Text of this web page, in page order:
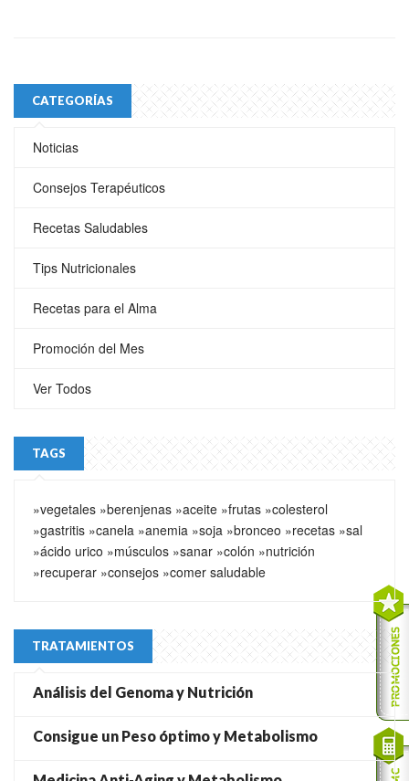
CATEGORÍAS
Noticias
Consejos Terapéuticos
Recetas Saludables
Tips Nutricionales
Recetas para el Alma
Promoción del Mes
Ver Todos
TAGS
»vegetales »berenjenas »aceite »frutas »colesterol
»gastritis »canela »anemia »soja »bronceo »recetas »sal
»ácido urico »músculos »sanar »colón »nutrición
»recuperar »consejos »comer saludable
TRATAMIENTOS
Análisis del Genoma y Nutrición
Consigue un Peso óptimo y Metabolismo